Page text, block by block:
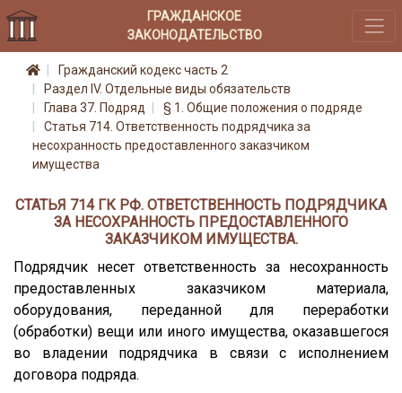
ГРАЖДАНСКОЕ
ЗАКОНОДАТЕЛЬСТВО
Гражданский кодекс часть 2
Раздел IV. Отдельные виды обязательств
Глава 37. Подряд
§ 1. Общие положения о подряде
Статья 714. Ответственность подрядчика за
несохранность предоставленного заказчиком
имущества
СТАТЬЯ 714 ГК РФ. ОТВЕТСТВЕННОСТЬ ПОДРЯДЧИКА
ЗА НЕСОХРАННОСТЬ ПРЕДОСТАВЛЕННОГО
ЗАКАЗЧИКОМ ИМУЩЕСТВА.
Подрядчик несет ответственность за несохранность
предоставленных заказчиком материала,
оборудования, переданной для переработки
(обработки) вещи или иного имущества, оказавшегося
во владении подрядчика в связи с исполнением
договора подряда.